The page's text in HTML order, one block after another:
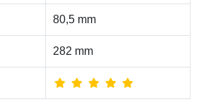
80,5 mm
282 mm